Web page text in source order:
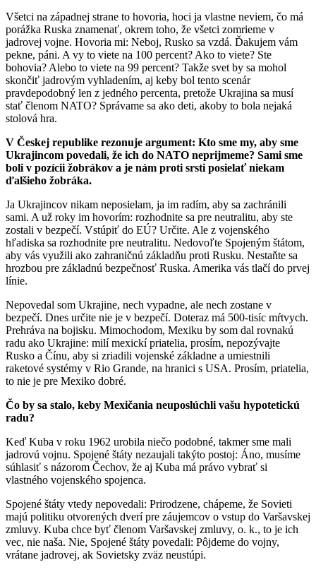
Všetci na západnej strane to hovoria, hoci ja vlastne neviem, čo má
porážka Ruska znamenať, okrem toho, že všetci zomrieme v
jadrovej vojne. Hovoria mi: Neboj, Rusko sa vzdá. Ďakujem vám
pekne, páni. A vy to viete na 100 percent? Ako to viete? Ste
bohovia? Alebo to viete na 99 percent? Takže svet by sa mohol
skončiť jadrovým vyhladením, aj keby bol tento scenár
pravdepodobný len z jedného percenta, pretože Ukrajina sa musí
stať členom NATO? Správame sa ako deti, akoby to bola nejaká
stolová hra.
V Českej republike rezonuje argument: Kto sme my, aby sme
Ukrajincom povedali, že ich do NATO neprijmeme? Sami sme
boli v pozícii žobrákov a je nám proti srsti posielať niekam
ďalšieho žobráka.
Ja Ukrajincov nikam neposielam, ja im radím, aby sa zachránili
sami. A už roky im hovorím: rozhodnite sa pre neutralitu, aby ste
zostali v bezpečí. Vstúpiť do EÚ? Určite. Ale z vojenského
hľadiska sa rozhodnite pre neutralitu. Nedovoľte Spojeným štátom,
aby vás využili ako zahraničnú základňu proti Rusku. Nestaňte sa
hrozbou pre základnú bezpečnosť Ruska. Amerika vás tlačí do prvej
línie.
Nepovedal som Ukrajine, nech vypadne, ale nech zostane v
bezpečí. Dnes určite nie je v bezpečí. Doteraz má 500-tisíc mŕtvych.
Prehráva na bojisku. Mimochodom, Mexiku by som dal rovnakú
radu ako Ukrajine: milí mexickí priatelia, prosím, nepozývajte
Rusko a Čínu, aby si zriadili vojenské základne a umiestnili
raketové systémy v Rio Grande, na hranici s USA. Prosím, priatelia,
to nie je pre Mexiko dobré.
Čo by sa stalo, keby Mexičania neuposlúchli vašu hypotetickú
radu?
Keď Kuba v roku 1962 urobila niečo podobné, takmer sme mali
jadrovú vojnu. Spojené štáty nezaujali takýto postoj: Áno, musíme
súhlasiť s názorom Čechov, že aj Kuba má právo vybrať si
vlastného vojenského spojenca.
Spojené štáty vtedy nepovedali: Prirodzene, chápeme, že Sovieti
majú politiku otvorených dverí pre záujemcov o vstup do Varšavskej
zmluvy. Kuba chce byť členom Varšavskej zmluvy, o. k., to je ich
vec, nie naša. Nie, Spojené štáty povedali: Pôjdeme do vojny,
vrátane jadrovej, ak Sovietsky zväz neustúpi.